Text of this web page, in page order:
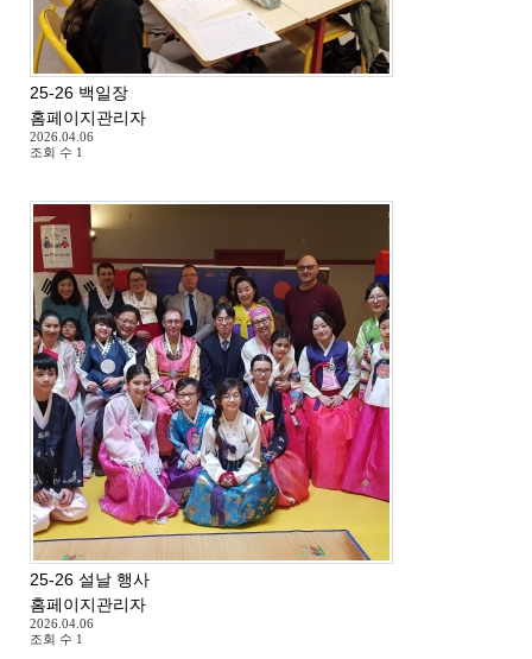
25-26 백일장
홈페이지관리자
2026.04.06
조회 수 1
25-26 설날 행사
홈페이지관리자
2026.04.06
조회 수 1